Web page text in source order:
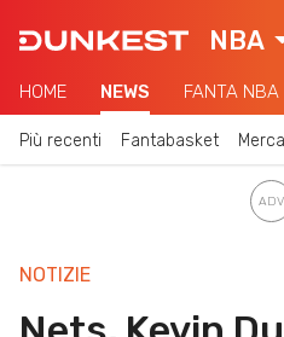
NBA
HOME NEWS FANTA NBA
Più recenti Fantabasket
NOTIZIE